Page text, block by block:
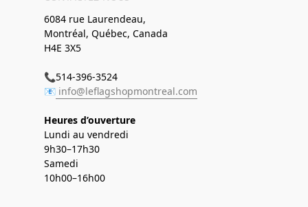
6084 rue Laurendeau,
Montréal, Québec, Canada
H4E 3X5
📞514-396-3524
📧 info@leflagshopmontreal.com
Heures d’ouverture
Lundi au vendredi
9h30–17h30
Samedi
10h00–16h00